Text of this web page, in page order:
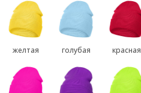
желтая голубая красная